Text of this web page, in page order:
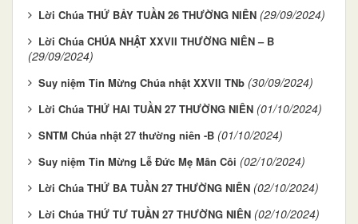
Lời Chúa THỨ BẢY TUẦN 26 THƯỜNG NIÊN (29/09/2024)
Lời Chúa CHÚA NHẬT XXVII THƯỜNG NIÊN – B
(29/09/2024)
Suy niệm Tin Mừng Chúa nhật XXVII TNb (30/09/2024)
Lời Chúa THỨ HAI TUẦN 27 THƯỜNG NIÊN (01/10/2024)
SNTM Chúa nhật 27 thường niên -B (01/10/2024)
Suy niệm Tin Mừng Lễ Đức Mẹ Mân Côi (02/10/2024)
Lời Chúa THỨ BA TUẦN 27 THƯỜNG NIÊN (02/10/2024)
Lời Chúa THỨ TƯ TUẦN 27 THƯỜNG NIÊN (02/10/2024)